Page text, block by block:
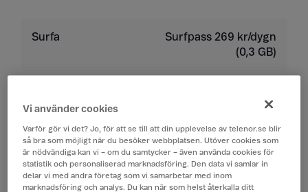
Surfa
Surfpass 269 kr/dygn
(0,3 GB)
Ta emot samtal 19 kr/min
Lyssna på röstbrevlåda 19 kr/min
Vi använder cookies
Varför gör vi det? Jo, för att se till att din upplevelse av telenor.se blir
så bra som möjligt när du besöker webbplatsen. Utöver cookies som
är nödvändiga kan vi – om du samtycker – även använda cookies för
statistik och personaliserad marknadsföring. Den data vi samlar in
delar vi med andra företag som vi samarbetar med inom
marknadsföring och analys. Du kan när som helst återkalla ditt